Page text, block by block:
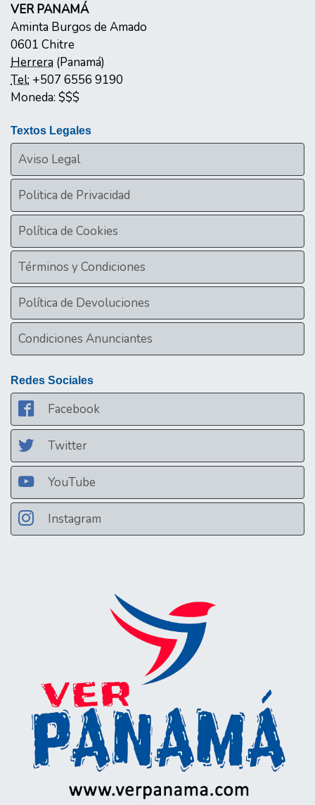
VER PANAMÁ
Aminta Burgos de Amado
0601 Chitre
Herrera (Panamá)
Tel: +507 6556 9190
Moneda: $$$
Textos Legales
Aviso Legal
Politica de Privacidad
Política de Cookies
Términos y Condiciones
Política de Devoluciones
Condiciones Anunciantes
Redes Sociales
Facebook
Twitter
YouTube
Instagram